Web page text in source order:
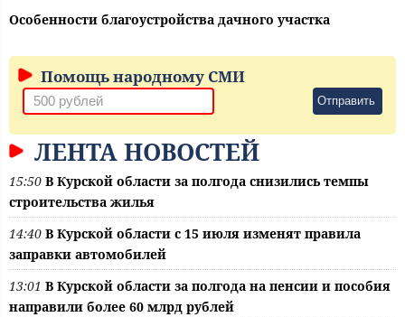
Особенности благоустройства дачного участка
Помощь народному СМИ
Отправить
ЛЕНТА НОВОСТЕЙ
15:50 В Курской области за полгода снизились темпы
строительства жилья
14:40 В Курской области с 15 июля изменят правила
заправки автомобилей
13:01 В Курской области за полгода на пенсии и пособия
направили более 60 млрд рублей